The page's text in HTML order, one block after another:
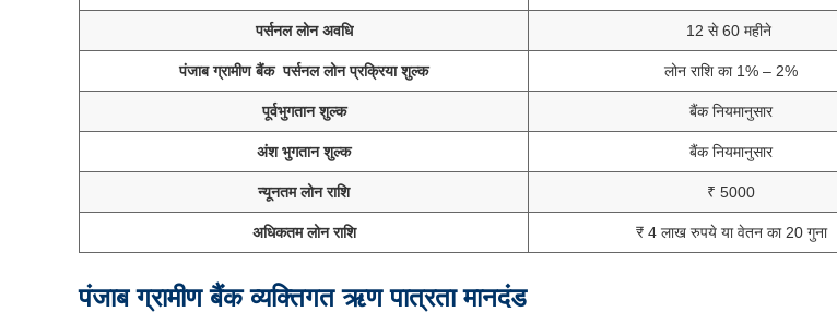
पर्सनल लोन अवधि 12 से 60 महीने
पंजाब ग्रामीण बैंक पर्सनल लोन प्रक्रिया शुल्क लोन राशि का 1% – 2%
पूर्वभुगतान शुल्क बैंक नियमानुसार
अंश भुगतान शुल्क बैंक नियमानुसार
न्यूनतम लोन राशि ₹ 5000
अधिकतम लोन राशि ₹ 4 लाख रुपये या वेतन का 20 गुना
पंजाब ग्रामीण बैंक व्यक्तिगत ऋण पात्रता मानदंड